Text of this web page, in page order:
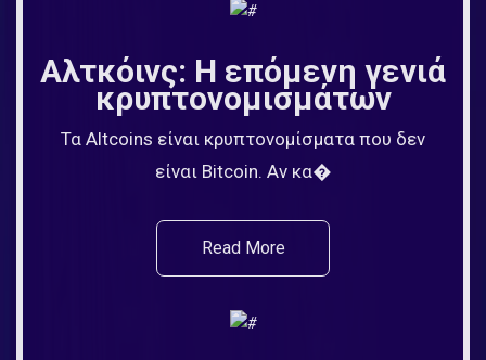
Αλτκόινς: Η επόμενη γενιά
κρυπτονομισμάτων
Τα Altcoins είναι κρυπτονομίσματα που δεν
είναι Bitcoin. Αν κα�
Read More